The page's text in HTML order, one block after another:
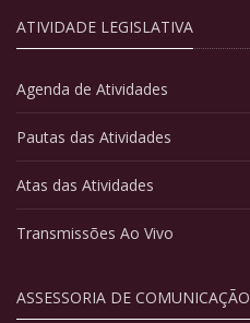
ATIVIDADE LEGISLATIVA
Agenda de Atividades
Pautas das Atividades
Atas das Atividades
Transmissões Ao Vivo
ASSESSORIA DE COMUNICAÇÃO